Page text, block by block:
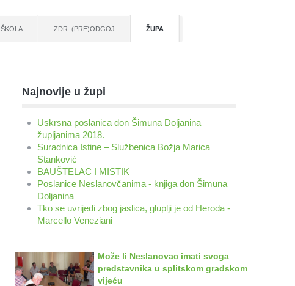
ŠKOLA ZDR. (PRE)ODGOJ ŽUPA
Najnovije u župi
Uskrsna poslanica don Šimuna Doljanina
župljanima 2018.
Suradnica Istine – Službenica Božja Marica
Stanković
BAUŠTELAC I MISTIK
Poslanice Neslanovčanima - knjiga don Šimuna
Doljanina
Tko se uvrijedi zbog jaslica, gluplji je od Heroda -
Marcello Veneziani
Može li Neslanovac imati svoga
predstavnika u splitskom gradskom
vijeću